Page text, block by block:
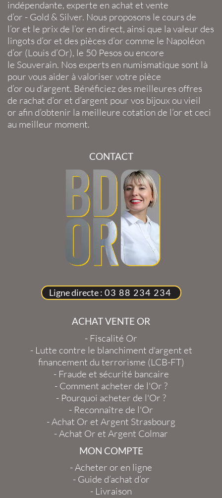
indépendante, experte en achat et vente
d’or - Gold & Silver. Nous proposons le cours de
l’or et le prix de l’or en direct, ainsi que la valeur des
lingots d’or et des pièces d’or comme le Napoléon
d’or (Louis d’Or), le 50 Pesos ou encore
le Souverain. Nos experts en numismatique sont là
pour vous aider à valoriser votre pièce
d’or ou d’argent. Bénéficiez des meilleures offres
de rachat d’or et d’argent pour vos bijoux ou vieil
or afin d’obtenir la meilleure cotation de l’or et ceci
au meilleur moment.
CONTACT
Ligne directe : 03 88 234 234
ACHAT VENTE OR
- Fiscalité Or
- Lutte contre le blanchiment d'argent et
financement du terrorisme (LCB-FT)
- Fraude et sécurité bancaire
- Comment acheter de l'Or ?
- Pourquoi acheter de l'Or ?
- Reconnaître de l'Or
-Achat Or et Argent Strasbourg
-Achat Or et Argent Colmar
MON COMPTE
-Acheter or en ligne
- Guide d’achat d’or
- Livraison